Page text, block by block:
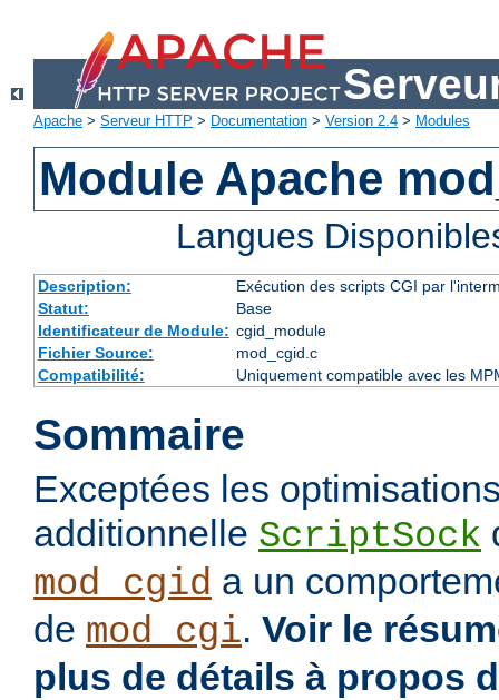
Apache > Serveur HTTP > Documentation > Version 2.4 > Modules
Module Apache
Langues
Description:
Exécution des scripts CGI par
Statut:
Base
Identificateur de Module: cgid_module
Fichier Source:
mod_cgid.c
Compatibilité:
Uniquement compatible avec les
Sommaire
Exceptées les
additionnelle ScriptSock
mod_cgid a un
de mod_cgi. Voir le
plus de détails à propos